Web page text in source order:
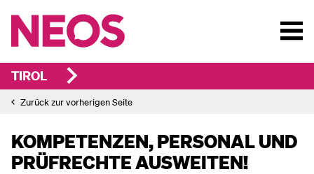
TIROL
Zurück zur vorherigen Seite
KOMPETENZEN, PERSONAL UND
PRÜFRECHTE AUSWEITEN!